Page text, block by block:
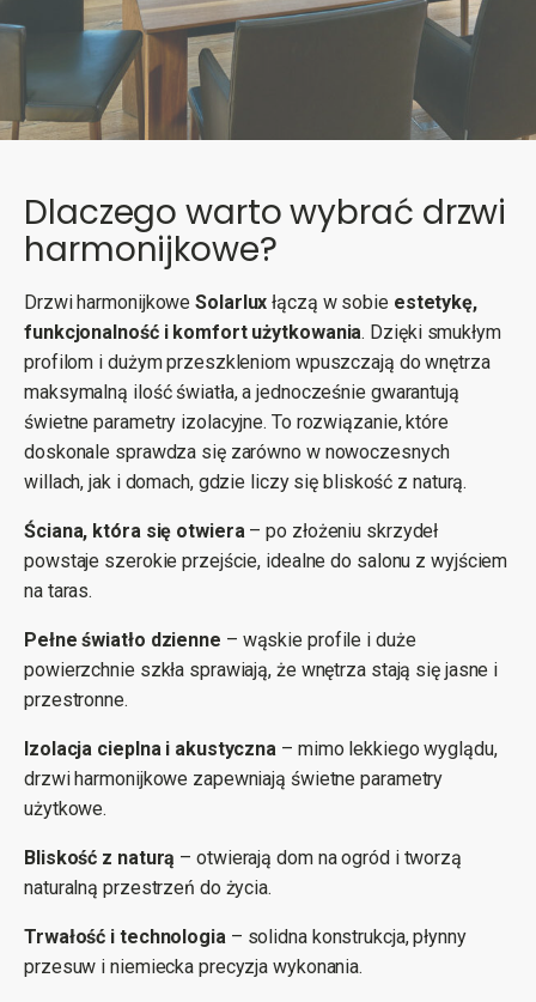
Dlaczego warto wybrać drzwi
harmonijkowe?
Drzwi harmonijkoweSolarlux łączą w sobie estetykę,
funkcjonalność i komfort użytkowania. Dzięki smukłym
profilom i dużym przeszkleniom wpuszczają do wnętrza
maksymalną ilość światła, a jednocześnie gwarantują
świetne parametry izolacyjne. To rozwiązanie, które
doskonale sprawdza się zarówno w nowoczesnych
willach, jak i domach, gdzie liczy się bliskość z naturą.
Ściana, która się otwiera– po złożeniu skrzydeł
powstaje szerokie przejście, idealne do salonu z wyjściem
na taras.
Pełne światło dzienne – wąskie profile i duże
powierzchnie szkła sprawiają, że wnętrza stają się jasne i
przestronne.
Izolacja cieplna i akustyczna – mimo lekkiego wyglądu,
drzwi harmonijkowe zapewniają świetne parametry
użytkowe.
Bliskość z naturą – otwierają dom na ogród i tworzą
naturalną przestrzeń do życia.
Trwałość i technologia– solidna konstrukcja, płynny
przesuw i niemiecka precyzja wykonania.